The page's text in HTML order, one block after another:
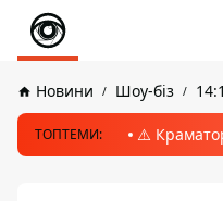
Новини Шоу-біз
ТОПТЕМИ: ⚠️